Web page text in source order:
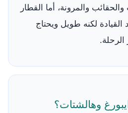
والمرونة، أما القطار
لكنه طويل ويحتاج
الرحلة.
وهالشتات؟